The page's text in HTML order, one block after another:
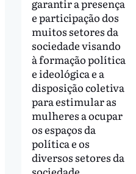
garantir a presença
e participação dos
muitos setores da
sociedade visando
à formação política
e ideológica e a
disposição coletiva
para estimular as
mulheres a ocupar
os espaços da
política e os
diversos setores da